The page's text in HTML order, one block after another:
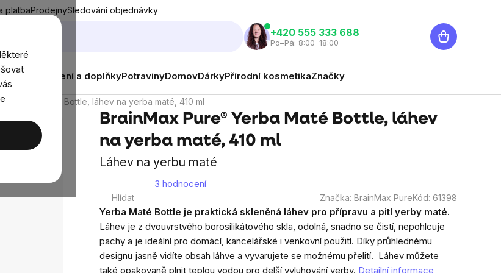
platbaProdejnySledování objednávky
‭+420 555 333 688
Po–Pá: 8:00–18:00
Nákupní
košík
Děti Oblečení a doplňkyPotravinyDomovDárkyPřírodní kosmetikaZnačky
Yerba Maté Bottle, láhev na yerba maté, 410 ml
BrainMax Pure® Yerba Maté Bottle, láhev
na yerba maté, 410 ml
Láhev na yerbu maté
hodnocení
3,7
3 hodnocení
Hlídat Značka: BrainMax PureKód: 61398
Yerba Maté Bottle je praktická skleněná láhev pro přípravu a pití yerby maté.
Láhev je z dvouvrstvého borosilikátového skla, odolná, snadno se čistí, nepohlcuje
pachy a je ideální pro domácí, kancelářské i venkovní použití. Díky průhlednému
designu jasně vidíte obsah láhve a vyvarujete se možnému přelití. Láhev můžete
také opakovaně plnit teplou vodou pro delší vyluhování yerby. Detailní informace